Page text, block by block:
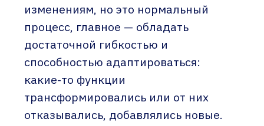
изменениям, но это нормальный
процесс, главное — обладать
достаточной гибкостью и
способностью адаптироваться:
какие-то функции
трансформировались или от них
отказывались, добавлялись новые.